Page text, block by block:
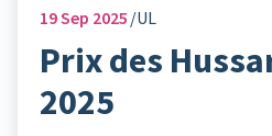
19Sep 2025 UL
Prix des
2025